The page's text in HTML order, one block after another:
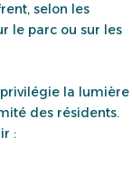
selon les
le parc ou sur les
la lumière
des résidents.
: